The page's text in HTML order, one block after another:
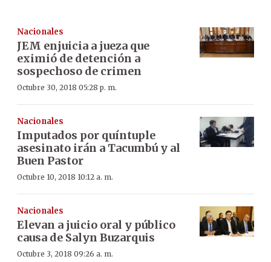
Nacionales
JEM enjuicia a jueza que
eximió de detención a
sospechoso de crimen
Octubre 30, 2018 05:28 p. m.
Nacionales
Imputados por quíntuple
asesinato irán a Tacumbú y al
Buen Pastor
Octubre 10, 2018 10:12 a. m.
Nacionales
Elevan a juicio oral y público
causa de Salyn Buzarquis
Octubre 3, 2018 09:26 a. m.